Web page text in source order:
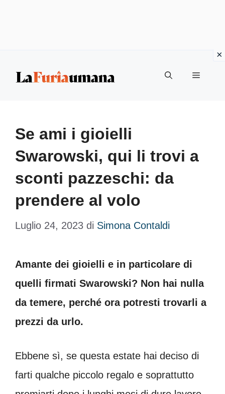
Menu
Se ami i gioielli
Swarowski, qui li trovi a
sconti pazzeschi: da
prendere al volo
Luglio 24, 2023 di Simona Contaldi
Amante dei gioielli e in particolare di
quelli firmati Swarowski? Non hai nulla
da temere, perché ora potresti trovarli a
prezzi da urlo.
Ebbene sì, se questa estate hai deciso di
farti qualche piccolo regalo e soprattutto